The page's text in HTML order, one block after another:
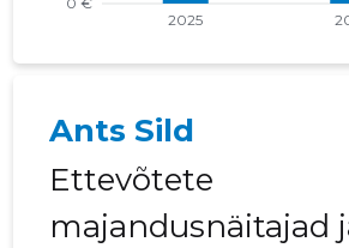
Ants Sild
Ettevõtete
majandusnäitajad